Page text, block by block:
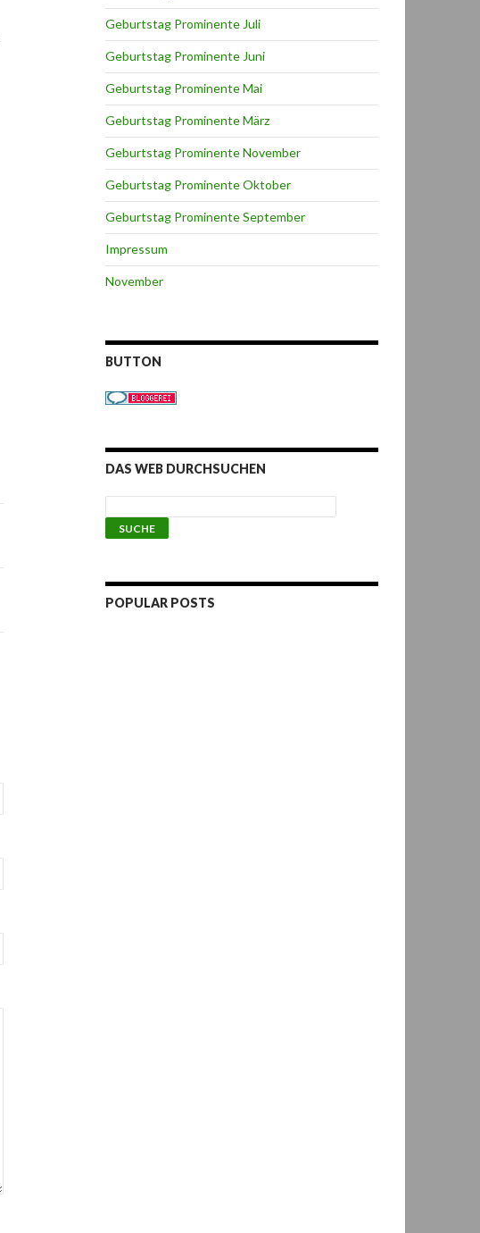
Geburtstag Prominente Juli
Geburtstag Prominente Juni
Geburtstag Prominente Mai
Geburtstag Prominente März
Geburtstag Prominente November
Geburtstag Prominente Oktober
Geburtstag Prominente September
Impressum
November
BUTTON
DAS WEB DURCHSUCHEN
POPULAR POSTS